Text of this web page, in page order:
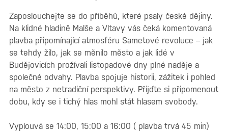
Zaposlouchejte se do příběhů, které psaly české dějiny.
Na klidné hladině Malše a Vltavy vás čeká komentovaná
plavba připomínající atmosféru Sametové revoluce – jak
se tehdy žilo, jak se měnilo město a jak lidé v
Budějovicích prožívali listopadové dny plné naděje a
společné odvahy. Plavba spojuje historii, zážitek i pohled
na město z netradiční perspektivy. Přijďte si připomenout
dobu, kdy se i tichý hlas mohl stát hlasem svobody.
Vyplouvá se 14:00, 15:00 a 16:00 ( plavba trvá 45 min)